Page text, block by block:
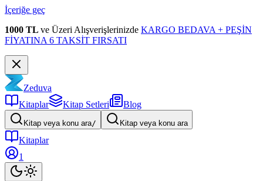
İçeriğe geç
1000 TL ve Üzeri Alışverişlerinizde KARGO BEDAVA + PEŞİN
FİYATINA 6 TAKSİT FIRSATI
Zeduva
Kitaplar
Kitap Setleri Blog
Kitap veya konu ara/ Kitap veya konu ara
Kitaplar
1